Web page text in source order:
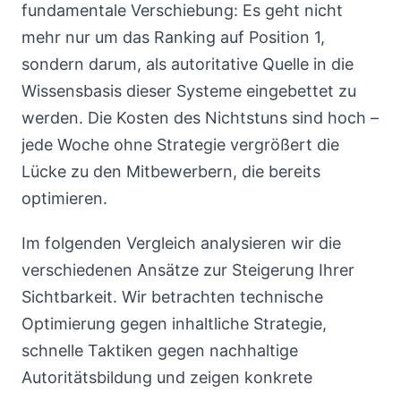
fundamentale Verschiebung: Es geht nicht
mehr nur um das Ranking auf Position 1,
sondern darum, als autoritative Quelle in die
Wissensbasis dieser Systeme eingebettet zu
werden. Die Kosten des Nichtstuns sind hoch –
jede Woche ohne Strategie vergrößert die
Lücke zu den Mitbewerbern, die bereits
optimieren.
Im folgenden Vergleich analysieren wir die
verschiedenen Ansätze zur Steigerung Ihrer
Sichtbarkeit. Wir betrachten technische
Optimierung gegen inhaltliche Strategie,
schnelle Taktiken gegen nachhaltige
Autoritätsbildung und zeigen konkrete